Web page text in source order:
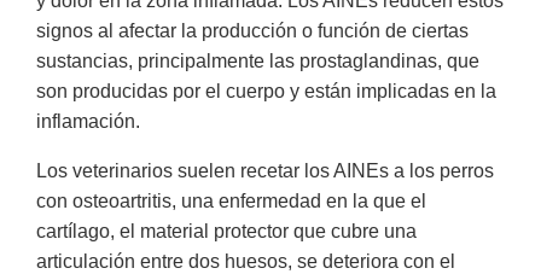
signos al afectar la producción o función de ciertas
sustancias, principalmente las prostaglandinas, que
son producidas por el cuerpo y están implicadas en la
inflamación.
Los veterinarios suelen recetar los AINEs a los perros
con osteoartritis, una enfermedad en la que el
cartílago, el material protector que cubre una
articulación entre dos huesos, se deteriora con el